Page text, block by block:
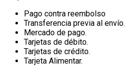
Pago contra reembolso
Transferencia previa al envío.
Mercado de pago.
Tarjetas de débito.
Tarjetas de crédito.
Tarjeta Alimentar.